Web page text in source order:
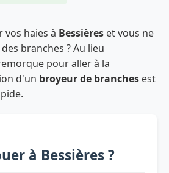
vos haies à Bessières et vous ne
branches ? Au lieu
pour aller à la
d'un broyeur de branches est
à Bessières ?